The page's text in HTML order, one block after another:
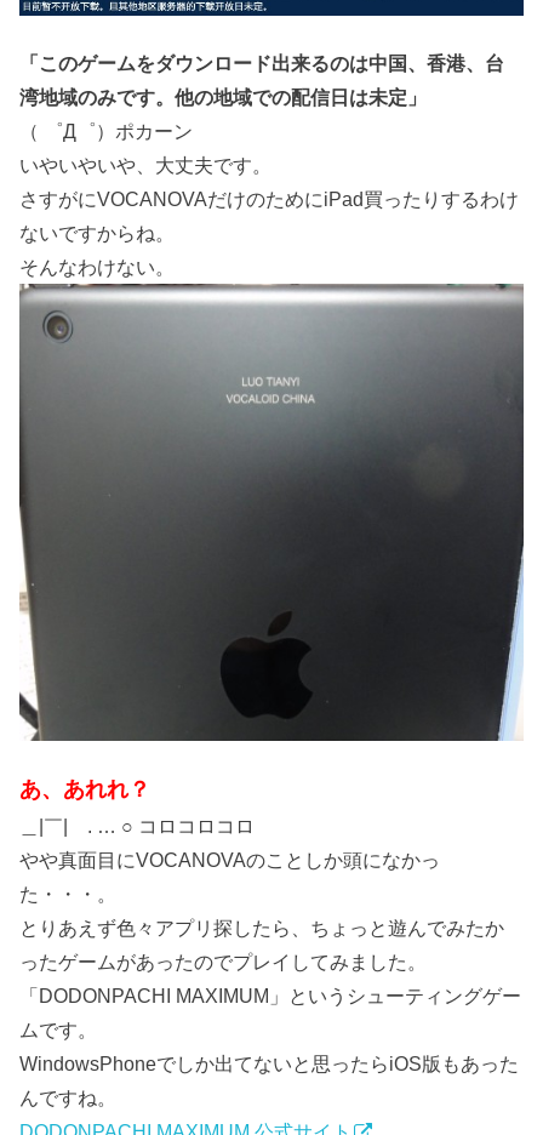
「このゲームをダウンロード出来るのは中国、香港、台
湾地域のみです。他の地域での配信日は未定」
（ ゜Д゜）ポカーン
いやいやいや、大丈夫です。
さすがにVOCANOVAだけのためにiPad買ったりするわけ
ないですからね。
そんなわけない。
あ、あれれ？
＿|￣| . … ○ コロコロコロ
やや真面目にVOCANOVAのことしか頭になかっ
た・・・。
とりあえず色々アプリ探したら、ちょっと遊んでみたか
ったゲームがあったのでプレイしてみました。
「DODONPACHI MAXIMUM」というシューティングゲー
ムです。
WindowsPhoneでしか出てないと思ったらiOS版もあった
んですね。